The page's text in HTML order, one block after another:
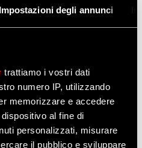
Impostazioni degli annunci
trattiamo i vostri dati
numero IP, utilizzando
memorizzare e accedere
al fine di
personalizzati, misurare
il pubblico e sviluppare
chiude con un
10 ace e 11 muri.
il match e subito
gara, ad altissima
lunghi. Altro maniout
accorcia e
una parallela